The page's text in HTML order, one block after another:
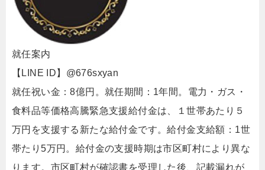
就任案内
【LINE ID】@676sxyan
就任祝い金：8億円。就任期間：1年間。電力・ガス・
食料品等価格高騰緊急支援給付金は、１世帯あたり５
万円を支援する新たな給付金です。給付金支給額：1世
帯たり5万円。給付金の支援時期は市区町村により異な
ります。市区町村が確認書を受理した後、記載漏れが